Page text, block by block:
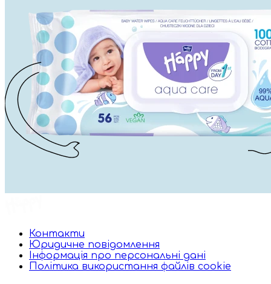
Контакти
Юридичне повідомлення
Інформація про персональні дані
Політика використання файлів cookie